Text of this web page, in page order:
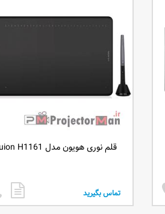
قلم نوری هویون مدل Huion H1161
تماس بگیرید